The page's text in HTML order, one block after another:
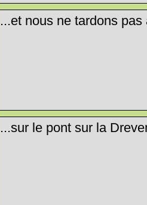
...et nous ne tardons pas
...sur le pont sur la